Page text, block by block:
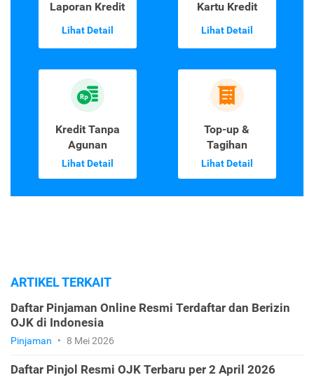
Laporan Kredit
Lihat Detail
Kartu Kredit
Lihat Detail
Kredit Tanpa
Agunan
Lihat Detail
Top-up &
Tagihan
Lihat Detail
ARTIKEL TERKAIT
Daftar Pinjaman Online Resmi Terdaftar dan Berizin
OJK di Indonesia
Pinjaman • 8 Mei 2026
Daftar Pinjol Resmi OJK Terbaru per 2 April 2026